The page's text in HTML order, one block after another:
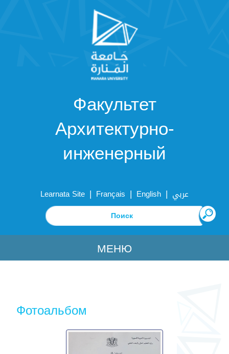
Факультет
Архитектурно-
инженерный
Learnata Site | Français | English | عربي
МЕНЮ
Фотоальбом